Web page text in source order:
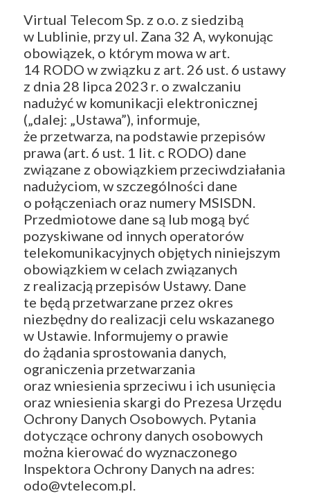
Virtual Telecom Sp. z o.o. z siedzibą
w Lublinie, przy ul. Zana 32 A, wykonując
obowiązek, o którym mowa w art.
14 RODO w związku z art. 26 ust. 6 ustawy
z dnia 28 lipca 2023 r. o zwalczaniu
nadużyć w komunikacji elektronicznej
(„dalej: „Ustawa”), informuje,
że przetwarza, na podstawie przepisów
prawa (art. 6 ust. 1 lit. c RODO) dane
związane z obowiązkiem przeciwdziałania
nadużyciom, w szczególności dane
o połączeniach oraz numery MSISDN.
Przedmiotowe dane są lub mogą być
pozyskiwane od innych operatorów
telekomunikacyjnych objętych niniejszym
obowiązkiem w celach związanych
z realizacją przepisów Ustawy. Dane
te będą przetwarzane przez okres
niezbędny do realizacji celu wskazanego
w Ustawie. Informujemy o prawie
do żądania sprostowania danych,
ograniczenia przetwarzania
oraz wniesienia sprzeciwu i ich usunięcia
oraz wniesienia skargi do Prezesa Urzędu
Ochrony Danych Osobowych. Pytania
dotyczące ochrony danych osobowych
można kierować do wyznaczonego
Inspektora Ochrony Danych na adres:
odo@vtelecom.pl.